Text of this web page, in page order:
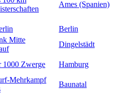
Ames (Spanien)
Berlin
Mitte
Dingelstädt
1000 Zwerge
Hamburg
Mehrkampf
Baunatal